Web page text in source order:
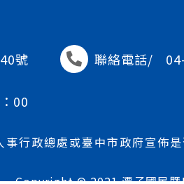
號 聯絡電話/
00
行政總處或臺中市政府宣佈